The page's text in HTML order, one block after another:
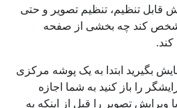
قابل تنظیم، تنظیم تصویر و حتی
کند چه بخشی از صفحه
بگیرید ابتدا به یک پوشه مرکزی
را باز کنید به شما اجازه
تصویر را قبل از اینکه به